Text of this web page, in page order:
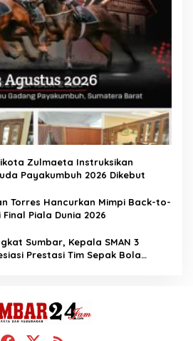
Zulmaeta Instruksikan
Payakumbuh 2026 Dikebut
Torres Hancurkan Mimpi Back-to-
Piala Dunia 2026
Sumbar, Kepala SMAN 3
Prestasi Tim Sepak Bola